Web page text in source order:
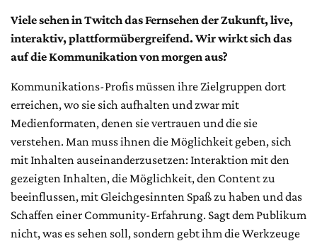
Viele sehen in Twitch das Fernsehen der Zukunft, live,
interaktiv, plattformübergreifend. Wir wirkt sich das
auf die Kommunikation von morgen aus?
Kommunikations-Profis müssen ihre Zielgruppen dort
erreichen, wo sie sich aufhalten und zwar mit
Medienformaten, denen sie vertrauen und die sie
verstehen. Man muss ihnen die Möglichkeit geben, sich
mit Inhalten auseinanderzusetzen: Interaktion mit den
gezeigten Inhalten, die Möglichkeit, den Content zu
beeinflussen, mit Gleichgesinnten Spaß zu haben und das
Schaffen einer Community-Erfahrung. Sagt dem Publikum
nicht, was es sehen soll, sondern gebt ihm die Werkzeuge